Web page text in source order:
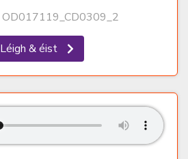
OD017119_CD0309_2
Léigh & éist